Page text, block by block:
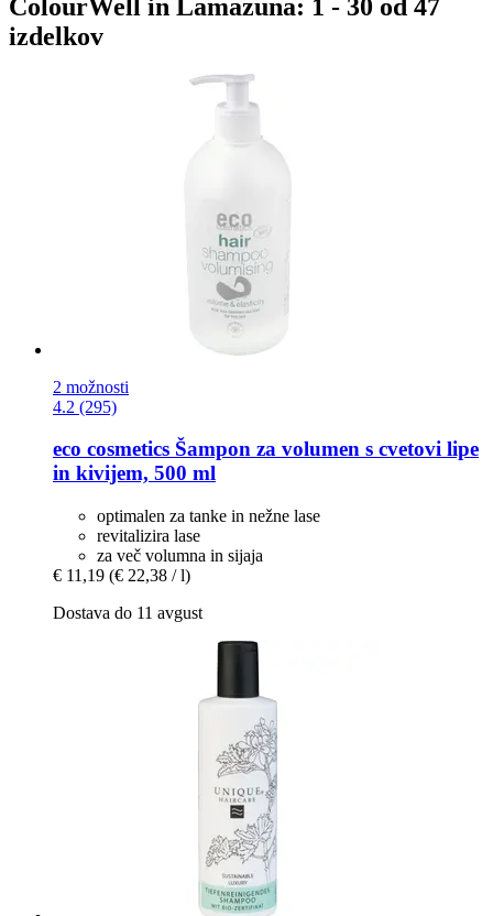
ColourWell in Lamazuna: 1 - 30 od 47
izdelkov
2 možnosti
4.2 (295)
eco cosmetics Šampon za volumen s cvetovi lipe
in kivijem, 500 ml
optimalen za tanke in nežne lase
revitalizira lase
za več volumna in sijaja
€ 11,19 (€ 22,38 / l)
Dostava do 11 avgust